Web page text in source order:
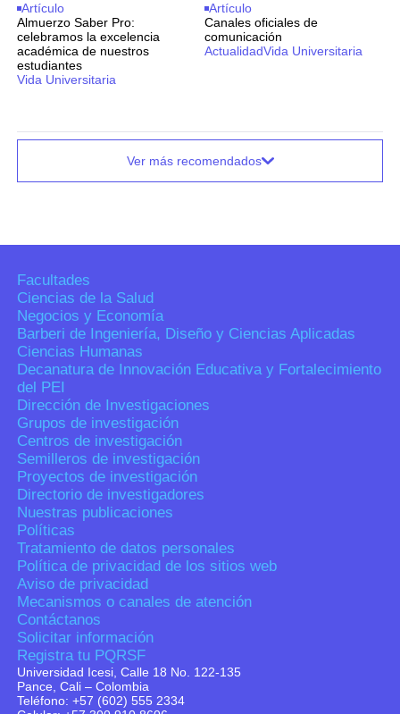
Artículo
Almuerzo Saber Pro:
celebramos la excelencia
académica de nuestros
estudiantes
Vida Universitaria
Artículo
Canales oficiales de
comunicación
ActualidadVida Universitaria
Ver más recomendados
Universidad Icesi, Calle 18 No. 122-135
Pance, Cali – Colombia
Teléfono: +57 (602) 555 2334
Facultades
Ciencias de la Salud
Negocios y Economía
Barberi de Ingeniería, Diseño y Ciencias Aplicadas
Ciencias Humanas
Decanatura de Innovación Educativa y Fortalecimiento
del PEI
Dirección de Investigaciones
Grupos de investigación
Centros de investigación
Semilleros de investigación
Proyectos de investigación
Directorio de investigadores
Nuestras publicaciones
Políticas
Tratamiento de datos personales
Política de privacidad de los sitios web
Aviso de privacidad
Mecanismos o canales de atención
Contáctanos
Solicitar información
Registra tu PQRSF